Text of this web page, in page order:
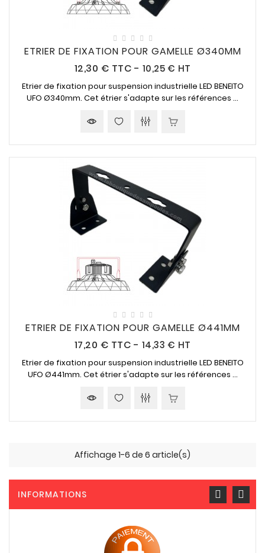
ETRIER DE FIXATION POUR GAMELLE Ø340MM
12,30 € Prix
TTC - 10,25 € HT
Etrier de fixation pour suspension industrielle LED BENEITO
UFO Ø340mm. Cet étrier s'adapte sur les références ...
ETRIER DE FIXATION POUR GAMELLE Ø441MM
17,20 € Prix
TTC - 14,33 € HT
Etrier de fixation pour suspension industrielle LED BENEITO
UFO Ø441mm. Cet étrier s'adapte sur les références ...
Affichage 1-6 de 6 article(s)
INFORMATIONS